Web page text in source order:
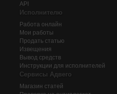
API
Исполнителю
Работа онлайн
Мои работы
Продать статью
Извещения
Вывод средств
Инструкции для исполнителей
Сервисы Адвего
Магазин статей